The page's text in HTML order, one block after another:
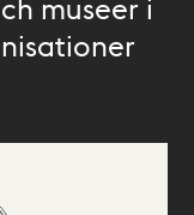
museer i